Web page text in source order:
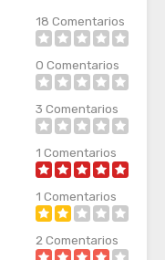
18 Comentarios
0 Comentarios
3 Comentarios
1 Comentarios
1 Comentarios
2 Comentarios